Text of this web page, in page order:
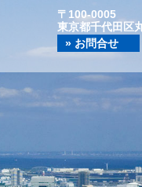
〒100-0005
東京都千代田区
» お問合せ